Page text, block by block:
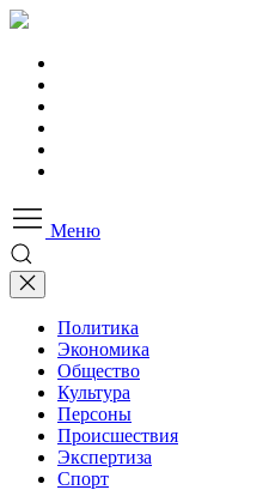
Меню
Политика
Экономика
Общество
Культура
Персоны
Происшествия
Экспертиза
Спорт